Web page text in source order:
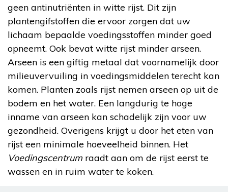
geen antinutriënten in witte rijst. Dit zijn
plantengifstoffen die ervoor zorgen dat uw
lichaam bepaalde voedingsstoffen minder goed
opneemt. Ook bevat witte rijst minder arseen.
Arseen is een giftig metaal dat voornamelijk door
milieuvervuiling in voedingsmiddelen terecht kan
komen. Planten zoals rijst nemen arseen op uit de
bodem en het water. Een langdurig te hoge
inname van arseen kan schadelijk zijn voor uw
gezondheid. Overigens krijgt u door het eten van
rijst een minimale hoeveelheid binnen. Het
Voedingscentrum raadt aan om de rijst eerst te
wassen en in ruim water te koken.